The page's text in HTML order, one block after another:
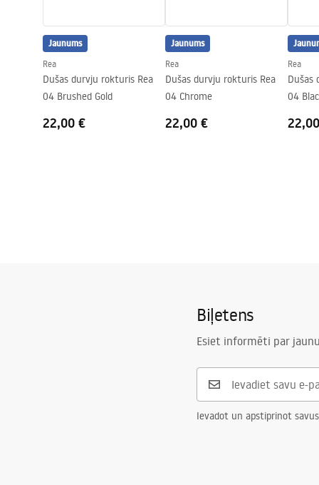
Pārklājuma tehnoloģija
Chrome
Savienojumu attālums
mm
Garantija
24 mēneši
Jaunums
Rea
Dušas durvju rokturis Rea
04 Brushed Gold
22,00 €
Jaunums
Rea
Dušas durvju rokturis Rea
04 Chrome
22,00 €
Rea
Dušas
04
Biļetens
Esiet informēti par
Ievadot un apstiprinot